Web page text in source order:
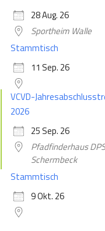
28 Aug. 26
Sportheim Walle
Stammtisch
11 Sep. 26
VCVD-
2026
25 Sep. 26
Pfadfinderhaus
Schermbeck
Stammtisch
9 Okt. 26